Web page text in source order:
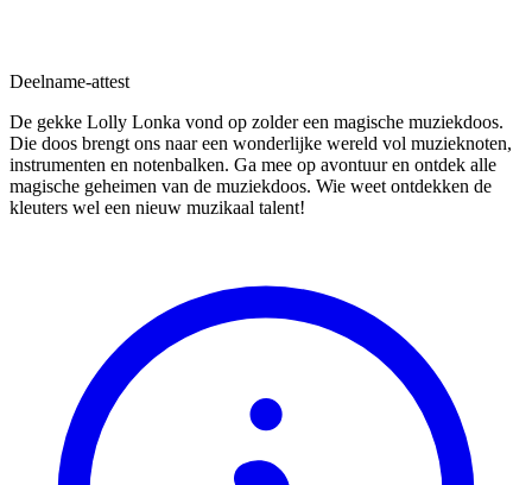
Deelname-attest
De gekke Lolly Lonka vond op zolder een magische muziekdoos.
Die doos brengt ons naar een wonderlijke wereld vol muzieknoten,
instrumenten en notenbalken. Ga mee op avontuur en ontdek alle
magische geheimen van de muziekdoos. Wie weet ontdekken de
kleuters wel een nieuw muzikaal talent!